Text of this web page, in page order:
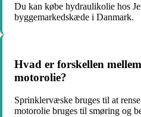
Du kan købe hydraulikolie hos
byggemarkedskæde i Danmark.
Hvad er forskellen
motorolie?
Sprinklervæske bruges til at
motorolie bruges til smøring og